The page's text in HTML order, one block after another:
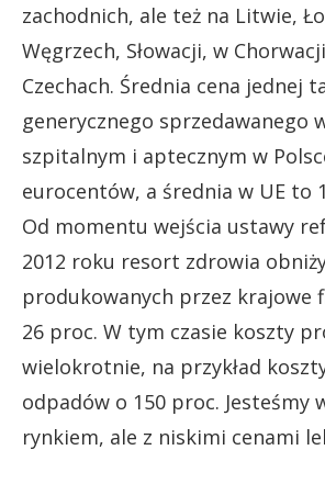
zachodnich, ale też na Litwie,
Węgrzech, Słowacji, w
Czechach. Średnia cena jednej
generycznego sprzedawanego
szpitalnym i aptecznym w
eurocentów, a średnia w UE to
Od momentu wejścia ustawy
2012 roku resort zdrowia
produkowanych przez krajowe
26 proc. W tym czasie koszty
wielokrotnie, na przykład
odpadów o 150 proc. Jesteśmy
rynkiem, ale z niskimi cenami